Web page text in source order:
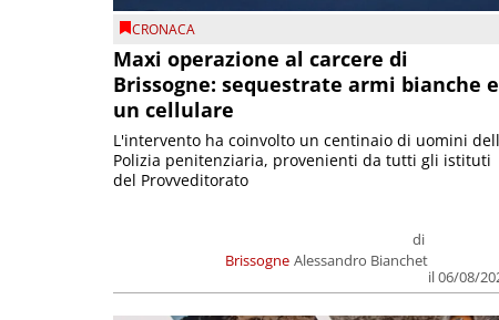
CRONACA
Maxi operazione al carcere di
Brissogne: sequestrate armi bianche e
un cellulare
Brissogne
di
Alessandro Bianchet
il 06/08/
L'intervento ha coinvolto un centinaio di uomini
Polizia penitenziaria, provenienti da tutti gli istituti
del Provveditorato